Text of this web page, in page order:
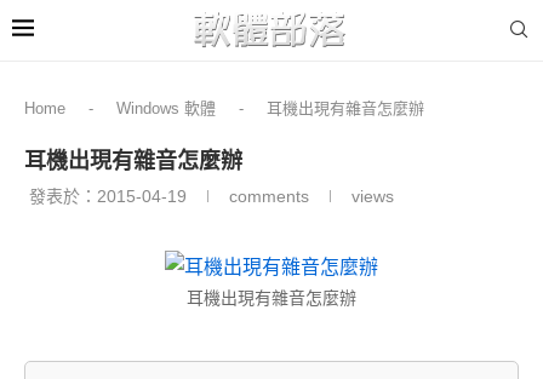
Home - Windows 軟體 - 耳機出現有雜音怎麼辦
耳機出現有雜音怎麼辦
發表於： 2015-04-19 comments views
耳機出現有雜音怎麼辦